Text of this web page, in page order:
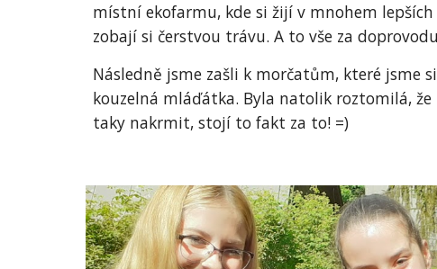
místní ekofarmu, kde si žijí v mnohem
zobají si čerstvou trávu. A to vše za
Následně jsme zašli k morčatům, které
kouzelná mláďátka. Byla natolik roztomilá,
taky nakrmit, stojí to fakt za to! =)